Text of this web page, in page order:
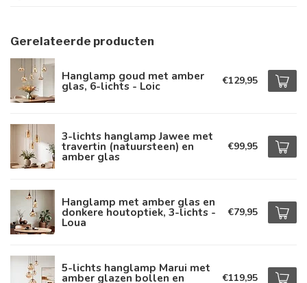
Gerelateerde producten
Hanglamp goud met amber
glas, 6-lichts - Loic €129,95
3-lichts hanglamp Jawee met
travertin (natuursteen) en
amber glas
€99,95
Hanglamp met amber glas en
donkere houtoptiek, 3-lichts -
Loua
€79,95
5-lichts hanglamp Marui met
amber glazen bollen en €119,95